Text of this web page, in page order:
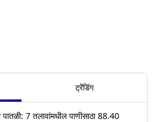
ट्रेंडिंग
7 तलावांमधील पाणीसाठा 88.40